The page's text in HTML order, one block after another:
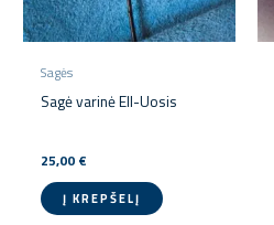
Sagės
Sagė varinė Ell-Uosis
25,00 €
Į KREPŠELĮ